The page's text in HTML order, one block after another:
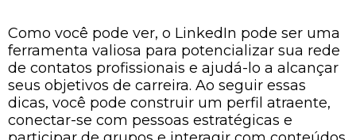
Como você pode ver, o LinkedIn pode ser uma
ferramenta valiosa para potencializar sua rede
de contatos profissionais e ajudá-lo a alcançar
seus objetivos de carreira. Ao seguir essas
dicas, você pode construir um perfil atraente,
conectar-se com pessoas estratégicas e